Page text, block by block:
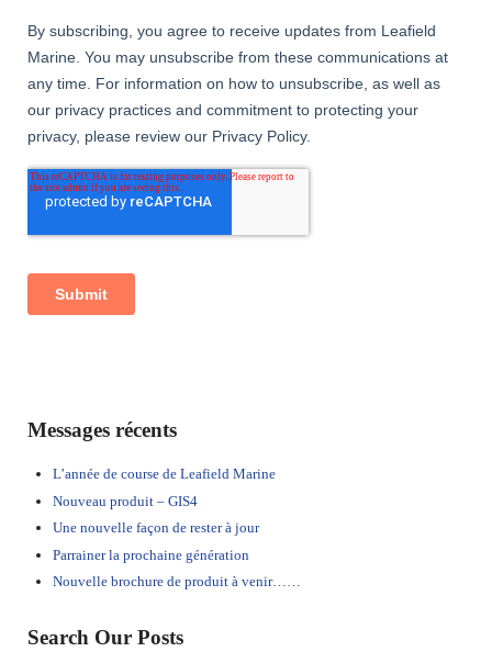
Sidebar
Messages récents
L’année de course de Leafield Marine
Nouveau produit – GIS4
Une nouvelle façon de rester à jour
Parrainer la prochaine génération
Nouvelle brochure de produit à venir……
Search Our Posts